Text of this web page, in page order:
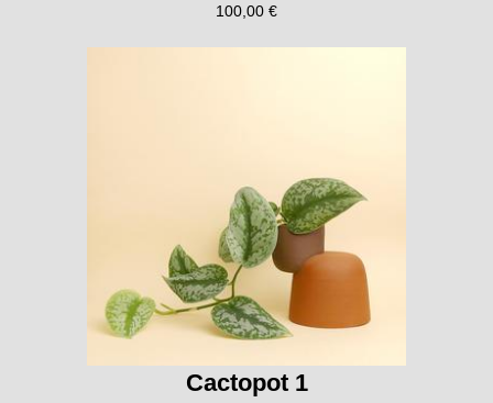
100,00 €
Cactopot 1